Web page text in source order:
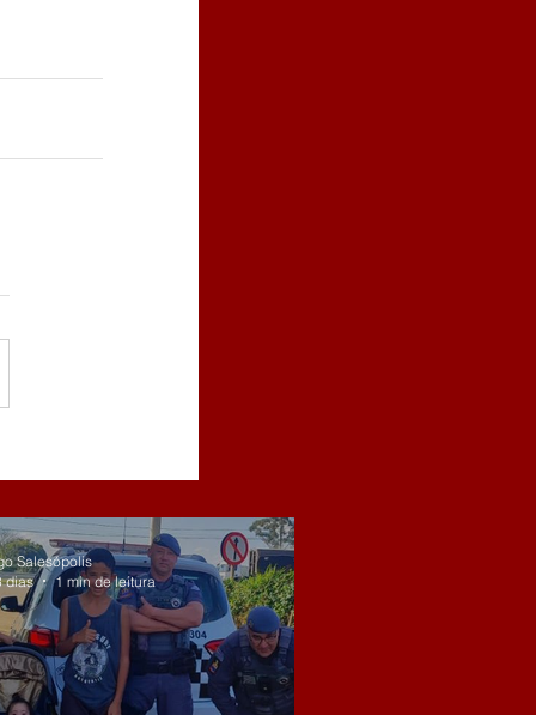
Salesópolis
dias
1 min de leitura